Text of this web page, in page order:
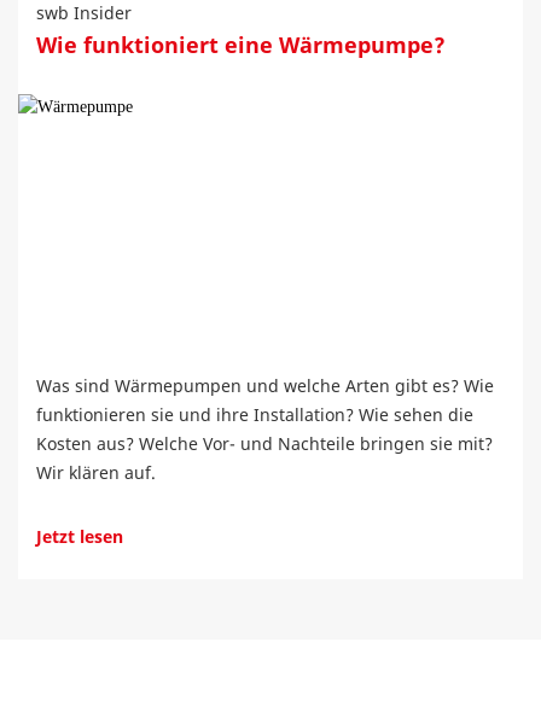
swb Insider
Wie funktioniert eine Wärmepumpe?
Was sind Wärmepumpen und welche Arten gibt es? Wie
funktionieren sie und ihre Installation? Wie sehen die
Kosten aus? Welche Vor- und Nachteile bringen sie mit?
Wir klären auf.
Jetzt lesen